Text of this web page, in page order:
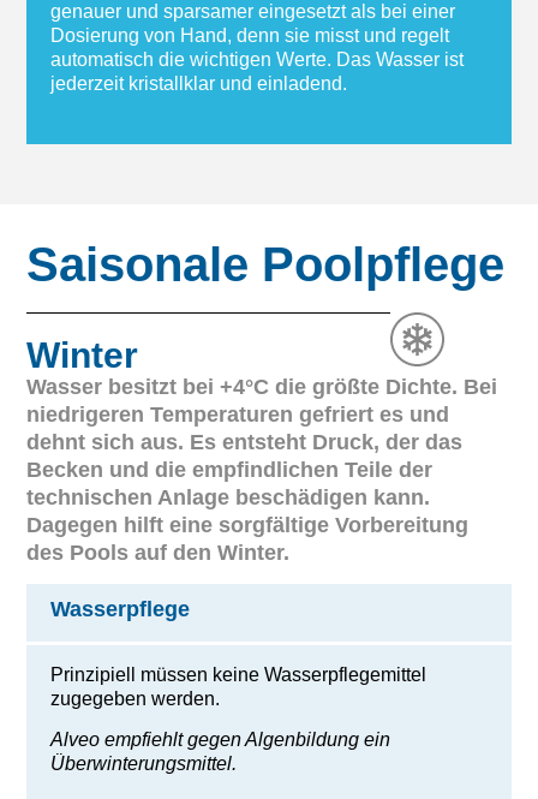
genauer und sparsamer eingesetzt als bei einer
Dosierung von Hand, denn sie misst und regelt
automatisch die wichtigen Werte. Das Wasser ist
jederzeit kris­tall­klar und einladend.
Saisonale Poolpflege
Winter
Wasser besitzt bei +4°C die größte Dichte. Bei
niedrigeren Temperaturen gefriert es und
dehnt sich aus. Es entsteht Druck, der das
Becken und die empfindlichen Teile der
technischen Anlage beschädigen kann.
Dagegen hilft eine sorgfältige Vorbereitung
des Pools auf den Winter.
Wasserpflege
Prinzipiell müssen keine Wasserpflegemittel
zugegeben werden.
Alveo empfiehlt gegen Algenbildung ein
Überwinterungsmittel.